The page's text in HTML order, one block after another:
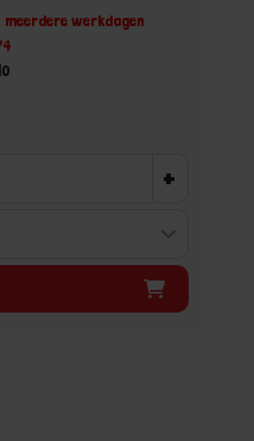
werkdagen
+